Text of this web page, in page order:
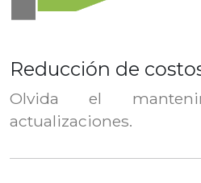
Reducción de
Olvida el
actualizaciones.